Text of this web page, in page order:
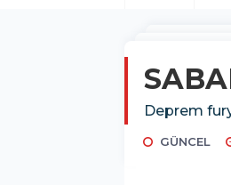
Deprem
GÜNCEL